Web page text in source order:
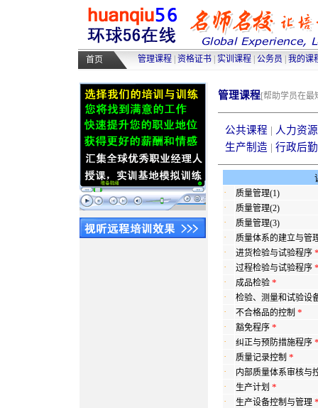
高级人力资源管理师培训 |高级物
采购师培训 |物流师培训 人力资
首页 管理课程 资格证书 实训课程 公务员 我的课
管理课程[帮助学员在最
公共课程 | 人力资源
生产制造 | 行政后勤
·
质量管理(1)
· 质量管理(2)
· 质量管理(3)
· 质量体系的建立与管
· 进货检验与试验程序
·
过程检验与试验程序
·
成品检验 *
·
检验、测量和试验设
· 不合格品的控制 *
·
豁免程序 *
·
纠正与预防措施程序
·
质量记录控制 *
·
内部质量体系审核与
· 生产计划 *
·
生产设备控制与管理